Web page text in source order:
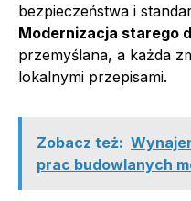
bezpieczeństwa i
Modernizacja starego
przemyślana, a każda
lokalnymi przepisami.
Zobacz też:
prac budowlanych